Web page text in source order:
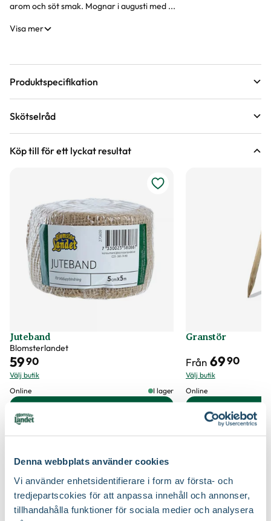
Denna webbplats använder cookies
Vi använder enhetsidentifierare i form av första- och
tredjepartscokies för att anpassa innehåll och annonser,
tillhandahålla funktioner för sociala medier och analysera
arom och söt smak. Mognar i augusti med ...
Visa mer
Produktspecifikation
Krukstorlek
Hur vi mäter leveranshöjd på växter
Höjd på trädgårdsväxter
Grundstam St. Julien Vad menas med olika grundstammar?
Växtsätt Medelstarkväxande, Upprätt, Brett
Blomfärg Vit
Bladfärg Grön
Fruktsmak Söt
Fruktkött
Utmärkande egenskaper För pollinatörer
MPS
Ursprung Kulturursprung.
Skötselråd
Läge Sol
Vad är odlingszon?
Planteringsavstånd (cc) 200 cm
Jordmån Näringsrik jord, Väldränerad jord
Näring Naturgödsel, Trädgårdsgödsel
Jordprodukter Planteringsjord
Mognadstid
Köp till för ett lyckat resultat
Juteband
Blomsterlandet
5990
Välj butik
Online
I lager
Granstör
Från 6990
Välj butik
Online